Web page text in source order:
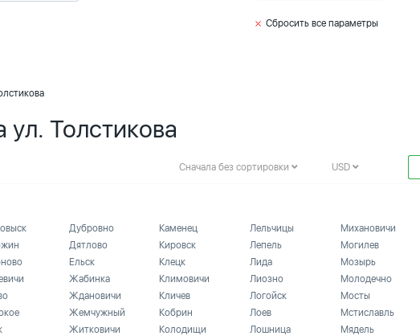
Сбросить все параметры
ул. Толстикова
Сначала без сортировки USD
Дубровно
Дятлово
Ельск
Жабинка
Ждановичи
Жемчужный
Житковичи
Каменец
Кировск
Клецк
Климовичи
Кличев
Кобрин
Колодищи
Лельчицы
Лепель
Лида
Лиозно
Логойск
Лоев
Лошница
Михановичи
Могилев
Мозырь
Молодечно
Мосты
Мстиславль
Мядель